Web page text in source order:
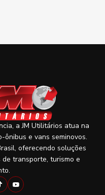
a JM Utilitários atua na
ônibus e vans seminovos.
oferecendo soluções
transporte, turismo e